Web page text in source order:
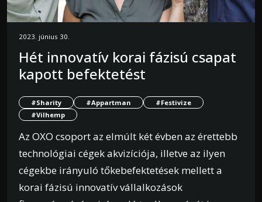
2023. június 30.
Hét innovatív korai fázisú csapat
kapott befektetést
#Sharity #Appartman
#Festivize
#Vilhemp
Az OXO csoport az elmúlt két évben az érettebb
technológiai cégek akvizíciója, illetve az ilyen
cégekbe irányuló tőkebefektetések mellett a
korai fázisú innovatív vállalkozások